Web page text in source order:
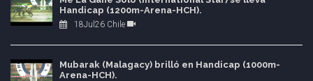
Handicap (1200m-Arena-HCH).
18Jul26 Chile
Mubarak (Malagacy) brilló en Handicap (1000m-
Arena-HCH).